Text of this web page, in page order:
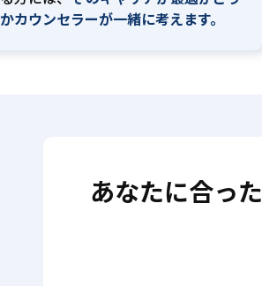
かカウンセラーが一緒に考えます。
あなたに合った